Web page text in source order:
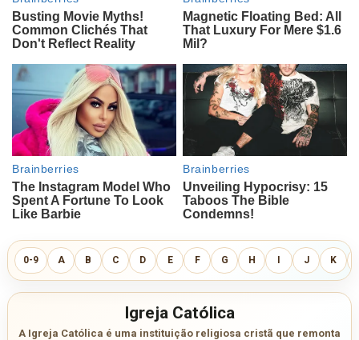
0-9 A B C D E F G H I J K
Igreja Católica
A Igreja Católica é uma instituição religiosa cristã que remonta